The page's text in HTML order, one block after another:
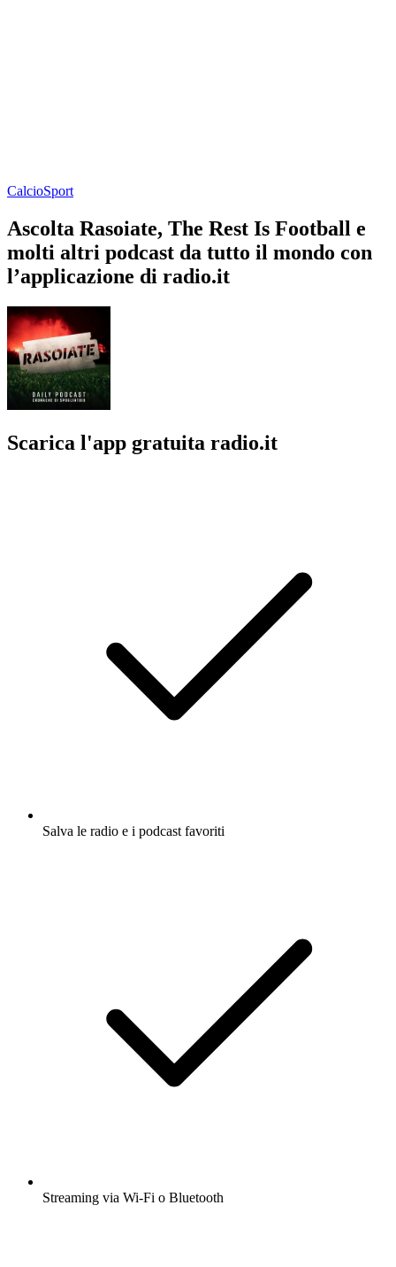
CalcioSport
Ascolta Rasoiate, The Rest Is Football e
molti altri podcast da tutto il mondo con
l’applicazione di radio.it
Scarica l'app gratuita radio.it
Salva le radio e i podcast favoriti
Streaming via Wi-Fi o Bluetooth